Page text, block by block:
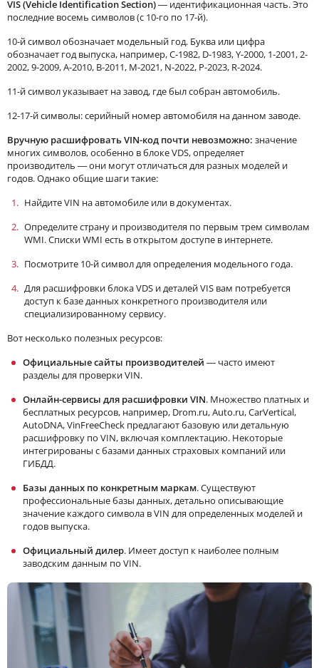
VIS (Vehicle Identification Section)— идентификационная часть. Это
последние восемь символов (с 10-го по 17-й).
10-й символ обозначает модельный год. Буква или цифра
обозначает год выпуска, например, C-1982, D-1983, Y-2000, 1-2001, 2-
2002, 9-2009, A-2010, B-2011, M-2021, N-2022, P-2023, R-2024.
11-й символ указывает на завод, где был собран автомобиль.
12-17-й символы: серийный номер автомобиля на данном заводе.
Вручную расшифровать VIN-код почти невозможно: значение
многих символов, особенно в блоке VDS, определяет
производитель — они могут отличаться для разных моделей и
годов. Однако общие шаги такие:
НайдитеVIN на автомобиле или вдокументах.
Определите страну и производителя по первым трем символам
WMI. Списки WMI есть в открытом доступе в интернете.
Посмотрите 10-й символ для определения модельного года.
Для расшифровки блока VDS и деталей VIS вам потребуется
доступ к базе данных конкретного производителя или
специализированному сервису.
Вот несколько полезных ресурсов:
Официальные сайты производителей — часто имеют
разделы для проверки VIN.
Онлайн-сервисы для расшифровки VIN. Множество платных и
бесплатных ресурсов, например, Drom.ru, Auto.ru, CarVertical,
AutoDNA, VinFreeCheck предлагают базовую или детальную
расшифровку по VIN, включая комплектацию. Некоторые
интегрированы с базами данных страховых компаний или
ГИБДД.
Базы данных по конкретным маркам. Существуют
профессиональные базы данных, детально описывающие
значение каждого символа в VIN для определенных моделей и
годов выпуска.
Официальный дилер. Имеет доступ к наиболее полным
заводским данным по VIN.